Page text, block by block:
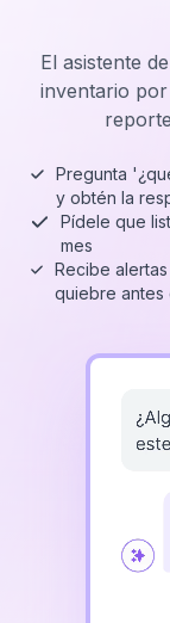
El asistente
inventario
Pregunta
y obtén la
Pídele que
mes
Recibe
quiebre antes